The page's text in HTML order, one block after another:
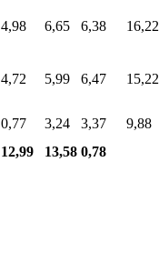
4,98 6,65 6,38 16,22
4,72 5,99 6,47 15,22
0,77 3,24 3,37
9,88
12,99 13,58 0,78